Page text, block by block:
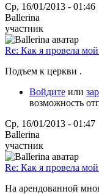
Ср, 16/01/2013 - 01:46
Ballerina
участник
Re: Как я провела
Подъем к церкви .
Войдите или
возможность
Ср, 16/01/2013 - 01:47
Ballerina
участник
Re: Как я провела
На арендованной